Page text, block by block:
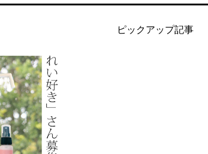
ピックアップ記事